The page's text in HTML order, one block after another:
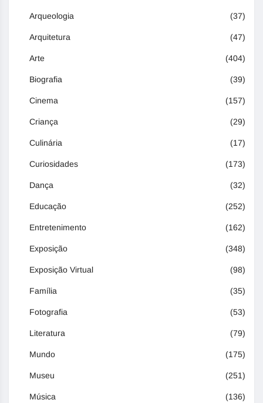
Arqueologia (37)
Arquitetura (47)
Arte (404)
Biografia (39)
Cinema (157)
Criança (29)
Culinária (17)
Curiosidades (173)
Dança (32)
Educação (252)
Entretenimento (162)
Exposição (348)
Exposição Virtual (98)
Família (35)
Fotografia (53)
Literatura (79)
Mundo (175)
Museu (251)
Música (136)